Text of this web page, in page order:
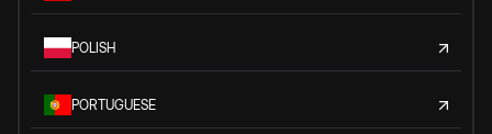
POLISH
PORTUGUESE